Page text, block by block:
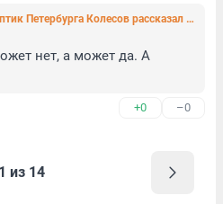
Будет ли снег? Главный синоптик Петербурга Колесов рассказал о погоде в праздники
нет, а может да. А
+0 –0
1 из 14